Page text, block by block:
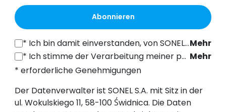
Abonnieren
* Ich bin damit einverstanden, von SONEL S.A. mit Sitz in der ul. Wokulskiego 11, 58-100 Świdnica, kommerzielle Informationen auf elektronischem Wege (an die angegebene E-Mail-Adresse) zu Marketingzwecken gemäß Art. 398 des Gesetzes vom 12. Juli 2024 über das Recht der elektronischen Kommunikation zu erhalten. Mehr
* Ich stimme der Verarbeitung meiner personenbezogenen Daten (E-Mail-Adresse) durch SONEL S.A. mit Sitz in ul. Wokulskiego 11, 58-100 Świdnica, zum Zwecke des Versands eines Newsletters mit kommerziellen und marketingbezogenen Informationen gemäß Art. 6 Abs. 1 Buchstabe a) der Datenschutz-Grundverordnung (DSGVO).
Mehr
* erforderliche Genehmigungen
Der Datenverwalter ist SONEL S.A. mit Sitz in der
ul. Wokulskiego 11, 58-100 Świdnica. Die Daten